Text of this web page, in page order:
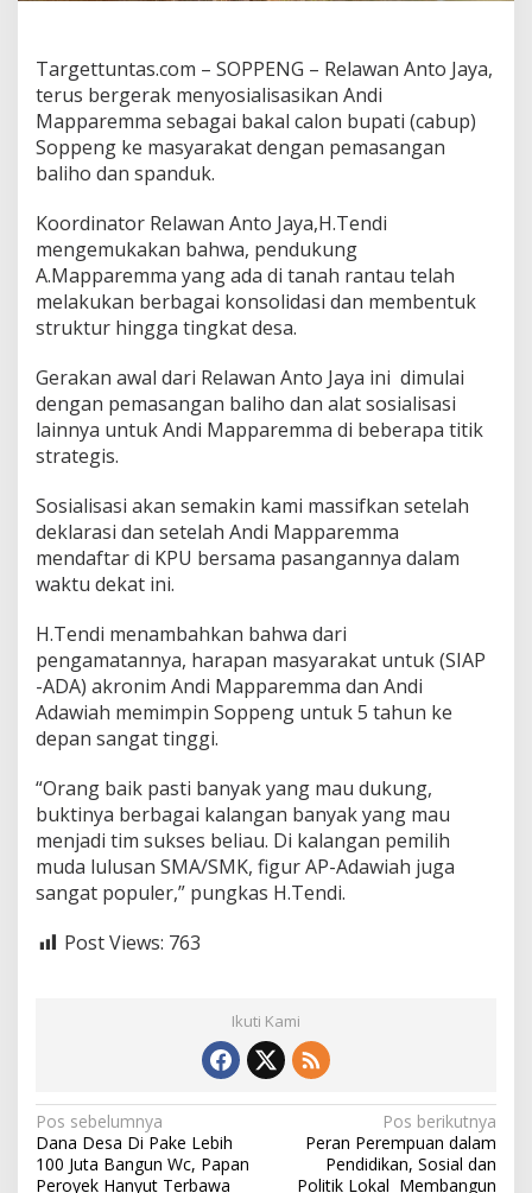
l
i
h
o
U
u
k
A
n
d
M
p
p
e
m
a
Targettuntas.com – SOPPENG – Relawan Anto Jaya,
terus bergerak menyosialisasikan Andi
Mapparemma sebagai bakal calon bupati (cabup)
Soppeng ke masyarakat dengan pemasangan
baliho dan spanduk.
Koordinator Relawan Anto Jaya,H.Tendi
mengemukakan bahwa, pendukung
A.Mapparemma yang ada di tanah rantau telah
melakukan berbagai konsolidasi dan membentuk
struktur hingga tingkat desa.
Gerakan awal dari Relawan Anto Jaya ini dimulai
dengan pemasangan baliho dan alat sosialisasi
lainnya untuk Andi Mapparemma di beberapa titik
strategis.
Sosialisasi akan semakin kami massifkan setelah
deklarasi dan setelah Andi Mapparemma
mendaftar di KPU bersama pasangannya dalam
waktu dekat ini.
H.Tendi menambahkan bahwa dari
pengamatannya, harapan masyarakat untuk (SIAP
-ADA) akronim Andi Mapparemma dan Andi
Adawiah memimpin Soppeng untuk 5 tahun ke
depan sangat tinggi.
“Orang baik pasti banyak yang mau dukung,
buktinya berbagai kalangan banyak yang mau
menjadi tim sukses beliau. Di kalangan pemilih
muda lulusan SMA/SMK, figur AP-Adawiah juga
sangat populer,” pungkas H.Tendi.
Post Views: 763
Ikuti Kami
N
a
Pos sebelumnya
Dana Desa Di Pake Lebih
100 Juta Bangun Wc, Papan
Peroyek Hanyut Terbawa
Pos berikutnya
Peran Perempuan dalam
Pendidikan, Sosial dan
Politik Lokal Membangun